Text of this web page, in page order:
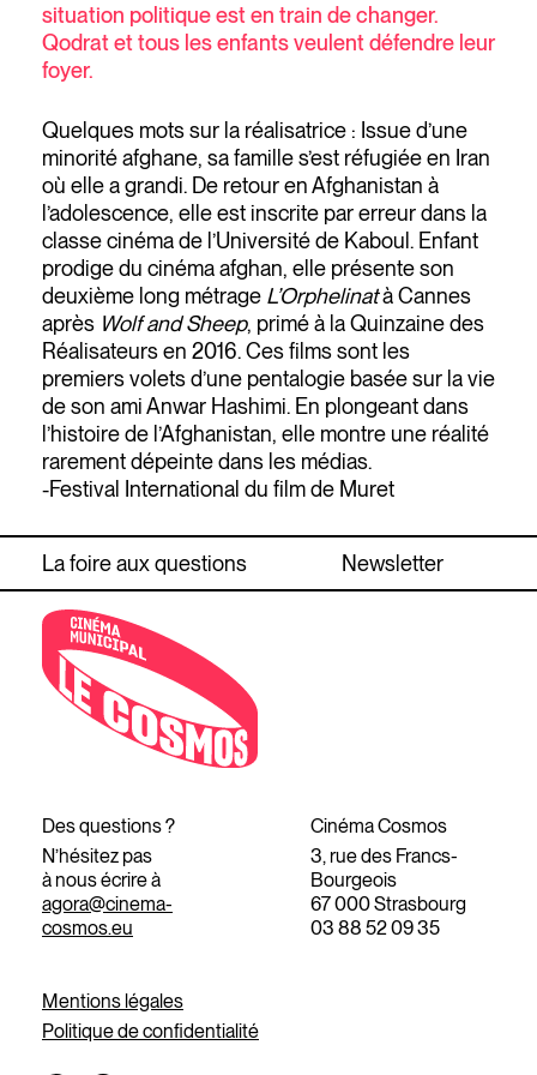
situation politique est en train de changer.
Qodrat et tous les enfants veulent défendre leur
foyer.
Quelques mots sur la réalisatrice : Issue d’une
minorité afghane, sa famille s’est réfugiée en Iran
où elle a grandi. De retour en Afghanistan à
l’adolescence, elle est inscrite par erreur dans la
classe cinéma de l’Université de Kaboul. Enfant
prodige du cinéma afghan, elle présente son
deuxième long métrage L’Orphelinatà Cannes
après Wolf and Sheep, primé à la Quinzaine des
Réalisateurs en 2016. Ces films sont les
premiers volets d’une pentalogie basée sur la vie
de son ami Anwar Hashimi. En plongeant dans
l’histoire de l’Afghanistan, elle montre une réalité
rarement dépeinte dans les médias.
-Festival International du film de Muret
La foire aux questions Newsletter
Des questions ?
N’hésitez pas
à nous écrire à
agora@cinema-
cosmos.eu
Cinéma Cosmos
3, rue des Francs-
Bourgeois
67 000 Strasbourg
03 88 52 09 35
Mentions légales
Politique de confidentialité